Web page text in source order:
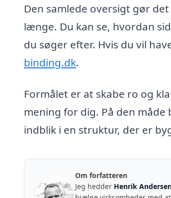
Den samlede oversigt gør
længe. Du kan se, hvordan
du søger efter. Hvis du vil
binding.dk.
Formålet er at skabe ro og
mening for dig. På den
indblik i en struktur, der er
Om forfatteren
Jeg hedder Henrik